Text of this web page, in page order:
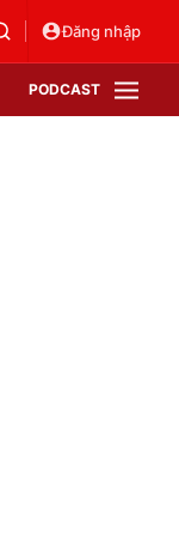
Đăng nhập
PODCAST